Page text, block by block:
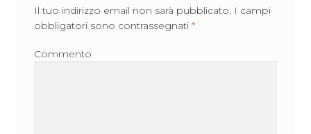
Il tuo indirizzo email non sarà pubblicato. I campi
obbligatori sono contrassegnati *
Commento